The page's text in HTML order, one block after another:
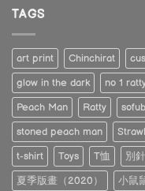
TAGS
art print Chinchirat
glow in the dark
no 1
Peach Man
Ratty
stoned peach man
t-shirt
Toys T恤 別針
夏季版畫（2020）
小鼠